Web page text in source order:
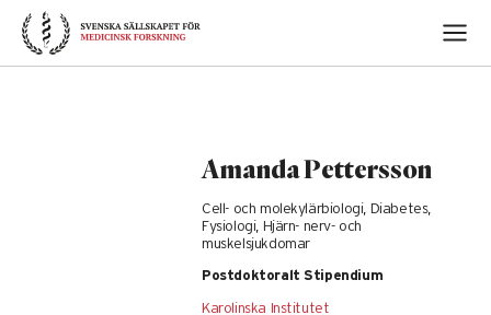
Skip
content
Amanda Pettersson
Cell- och molekylärbiologi, Diabetes,
Fysiologi, Hjärn- nerv- och
muskelsjukdomar
Postdoktoralt Stipendium
Karolinska Institutet